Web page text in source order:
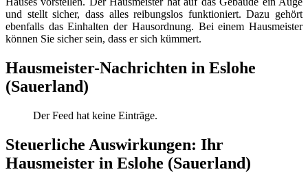
und stellt sicher, dass alles reibungslos funktioniert. Dazu gehört
ebenfalls das Einhalten der Hausordnung. Bei einem Hausmeister
können Sie sicher sein, dass er sich kümmert.
Hausmeister-Nachrichten in Eslohe
(Sauerland)
Der Feed hat keine Einträge.
Steuerliche Auswirkungen: Ihr
Hausmeister in Eslohe (Sauerland)